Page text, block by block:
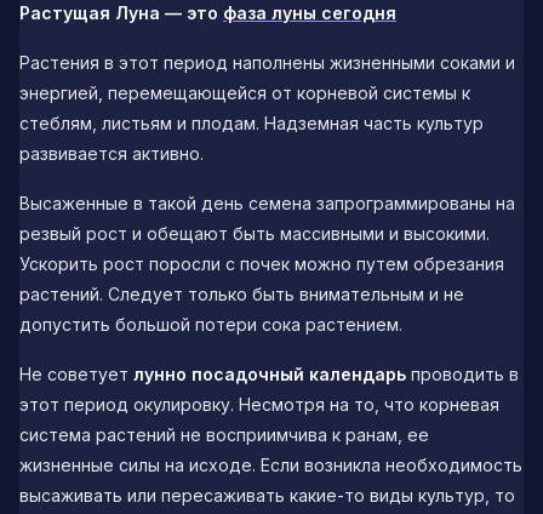
Растущая Луна — это фаза луны сегодня
Растения в этот период наполнены жизненными соками и
энергией, перемещающейся от корневой системы к
стеблям, листьям и плодам. Надземная часть культур
развивается активно.
Высаженные в такой день семена запрограммированы на
резвый рост и обещают быть массивными и высокими.
Ускорить рост поросли с почек можно путем обрезания
растений. Следует только быть внимательным и не
допустить большой потери сока растением.
Не советует лунно посадочный календарь проводить в
этот период окулировку. Несмотря на то, что корневая
система растений не восприимчива к ранам, ее
жизненные силы на исходе. Если возникла необходимость
высаживать или пересаживать какие-то виды культур, то